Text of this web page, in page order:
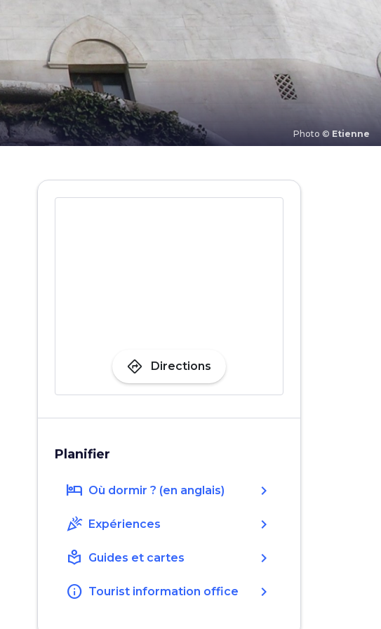
Photo © Etienne
directions Directions
Planifier
hotel Où dormir ? (en anglais) chevron_right
celebration Expériences chevron_right
local_library Guides et cartes chevron_right
info Tourist information office chevron_right